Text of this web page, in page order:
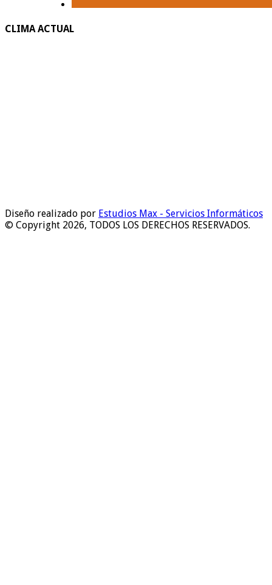
CLIMA ACTUAL
Diseño realizado por Estudios Max - Servicios Informáticos
© Copyright 2026, TODOS LOS DERECHOS RESERVADOS.